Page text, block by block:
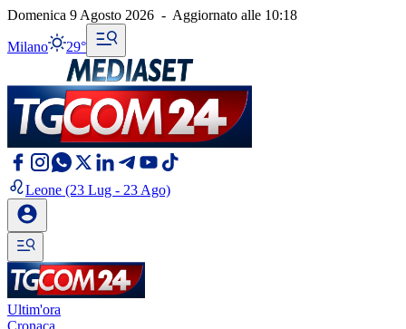
Domenica 9 Agosto 2026 - Aggiornato alle 10:18
Milano 29°
Leone (23 Lug - 23 Ago)
Ultim'ora
Cronaca